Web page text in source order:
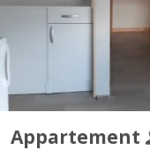
Appartement